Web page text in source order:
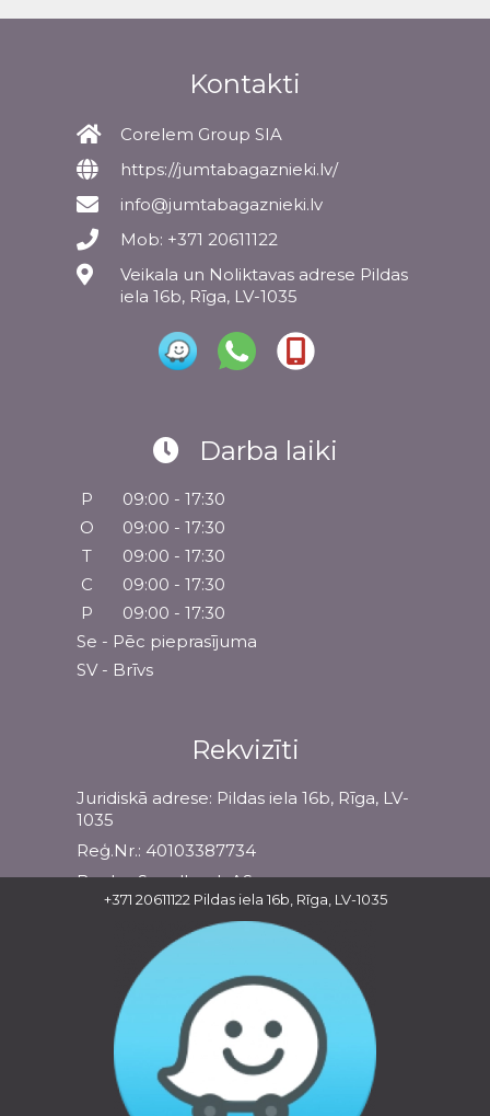
Kontakti
Corelem Group SIA
https://jumtabagaznieki.lv/
info@jumtabagaznieki.lv
Mob: +371 20611122
Veikala un Noliktavas adrese Pildas
iela 16b, Rīga, LV-1035
Darba laiki
P
09:00 - 17:30
O
09:00 - 17:30
T
09:00 - 17:30
C
09:00 - 17:30
P
09:00 - 17:30
Se - Pēc pieprasījuma
SV - Brīvs
Rekvizīti
Juridiskā adrese: Pildas iela 16b, Rīga, LV-
1035
Reģ.Nr.: 40103387734
Banka: Swedbank AS
Swift kods: HABALV22
LV27HABA0551036212832
Informācija
Garantijas
Apmaksas veidi
Atteikums un atgriešana
+371 20611122 Pildas iela 16b, Rīga, LV-1035